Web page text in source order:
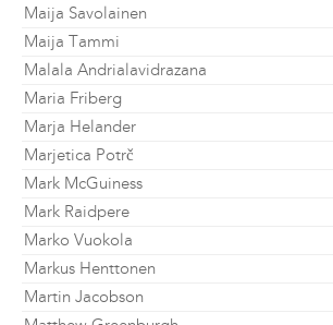
Maija Savolainen
Maija Tammi
Malala Andrialavidrazana
Maria Friberg
Marja Helander
Marjetica Potrč
Mark McGuiness
Mark Raidpere
Marko Vuokola
Markus Henttonen
Martin Jacobson